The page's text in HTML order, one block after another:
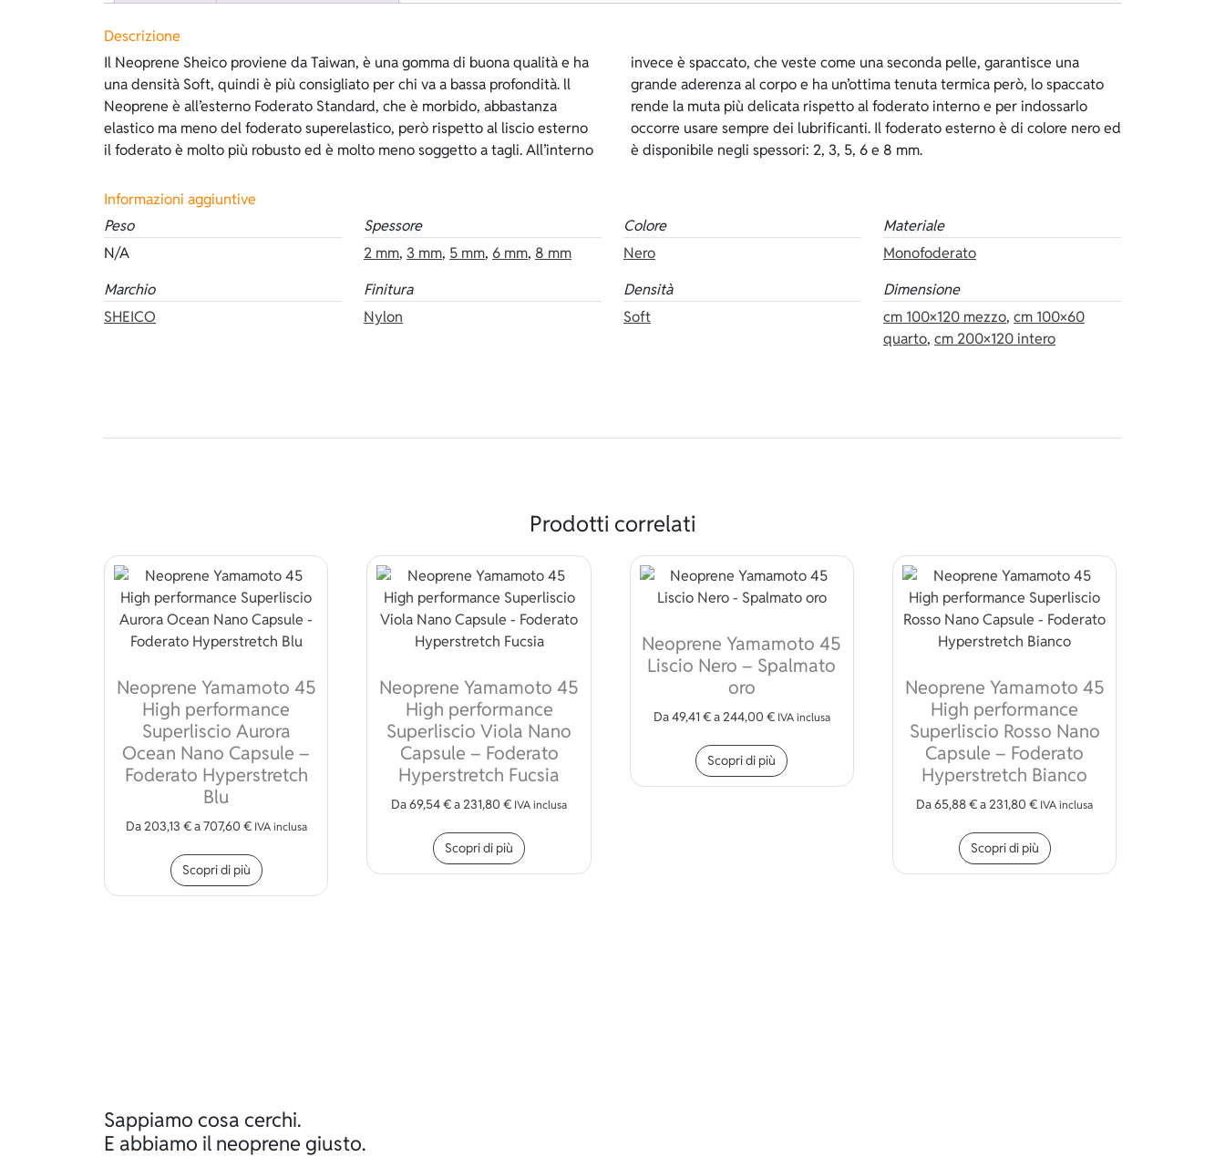
Descrizione
Il Neoprene Sheico proviene da Taiwan, è una gomma di buona qualità e ha
una densità Soft, quindi è più consigliato per chi va a bassa profondità. ll
Neoprene è all’esterno Foderato Standard, che è morbido, abbastanza
elastico ma meno del foderato superelastico, però rispetto al liscio esterno
il foderato è molto più robusto ed è molto meno soggetto a tagli. All’interno
invece è spaccato, che veste come una seconda pelle, garantisce una
grande aderenza al corpo e ha un’ottima tenuta termica però, lo spaccato
rende la muta più delicata rispetto al foderato interno e per indossarlo
occorre usare sempre dei lubrificanti. Il foderato esterno è di colore nero ed
è disponibile negli spessori: 2, 3, 5, 6 e 8 mm.
Informazioni aggiuntive
Peso
N/A
Spessore
2 mm, 3 mm, 5 mm, 6 mm, 8 mm
Colore
Nero
Materiale
Monofoderato
Marchio
SHEICO
Finitura
Nylon
Densità
Soft
Dimensione
cm 100×120 mezzo, cm 100×60
quarto, cm 200×120 intero
Prodotti correlati
Neoprene Yamamoto 45
High performance
Superliscio Aurora
Ocean Nano Capsule –
Foderato Hyperstretch
Blu
Da203,13 €a707,60 € IVA inclusa
Scopri di più
Questo prodotto ha più varianti. Le opzioni possono essere scelte nella pagina del prodotto
Neoprene Yamamoto 45
High performance
Superliscio Viola Nano
Capsule – Foderato
Hyperstretch Fucsia
Da69,54€a231,80 € IVA inclusa
Scopri di più
Questo prodotto ha più varianti. Le opzioni possono essere scelte nella pagina del prodotto
Neoprene Yamamoto 45
Liscio Nero – Spalmato
oro
Da49,41 €a244,00 € IVA inclusa
Scopri di più
Questo prodotto ha più varianti. Le opzioni possono essere scelte
Neoprene Yamamoto 45
High performance
Superliscio Rosso Nano
Capsule – Foderato
Hyperstretch Bianco
Da65,88€a231,80€ IVA inclusa
Scopri di più
Sappiamo cosa cerchi.
E abbiamo il neoprene giusto.